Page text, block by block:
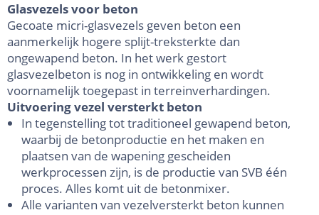
Glasvezels voor beton
Gecoate micri-glasvezels geven beton een
aanmerkelijk hogere splijt-treksterkte dan
ongewapend beton. In het werk gestort
glasvezelbeton is nog in ontwikkeling en wordt
voornamelijk toegepast in terreinverhardingen.
Uitvoering vezel versterkt beton
In tegenstelling tot traditioneel gewapend beton,
waarbij de betonproductie en het maken en
plaatsen van de wapening gescheiden
werkprocessen zijn, is de productie van SVB één
proces. Alles komt uit de betonmixer.
Alle varianten van vezelversterkt beton kunnen